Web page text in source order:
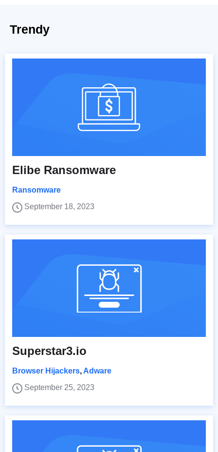
Trendy
Elibe Ransomware
Ransomware
September 18, 2023
Superstar3.io
Browser Hijackers, Adware
September 25, 2023